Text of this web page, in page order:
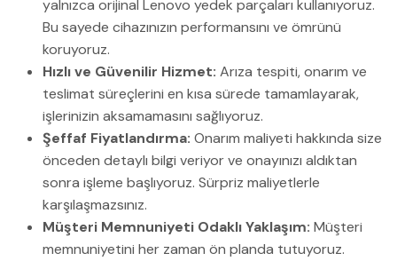
yalnızca orijinal Lenovo yedek parçaları kullanıyoruz.
Bu sayede cihazınızın performansını ve ömrünü
koruyoruz.
Hızlı ve Güvenilir Hizmet: Arıza tespiti, onarım ve
teslimat süreçlerini en kısa sürede tamamlayarak,
işlerinizin aksamamasını sağlıyoruz.
Şeffaf Fiyatlandırma: Onarım maliyeti hakkında size
önceden detaylı bilgi veriyor ve onayınızı aldıktan
sonra işleme başlıyoruz. Sürpriz maliyetlerle
karşılaşmazsınız.
Müşteri Memnuniyeti Odaklı Yaklaşım: Müşteri
memnuniyetini her zaman ön planda tutuyoruz.